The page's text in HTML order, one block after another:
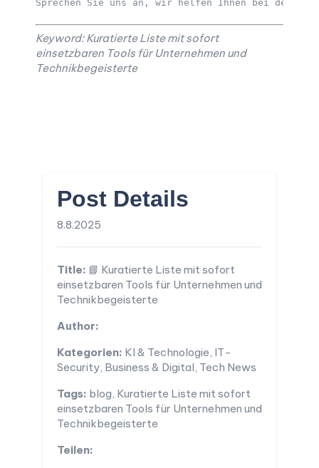
Keyword: Kuratierte Liste mit sofort
einsetzbaren Tools für Unternehmen und
Technikbegeisterte
Post Details
8.8.2025
Title: 📘 Kuratierte Liste mit sofort
einsetzbaren Tools für Unternehmen und
Technikbegeisterte
Author:
Kategorien: KI & Technologie, IT-
Security, Business & Digital, Tech News
Tags: blog, Kuratierte Liste mit sofort
einsetzbaren Tools für Unternehmen und
Technikbegeisterte
Teilen: